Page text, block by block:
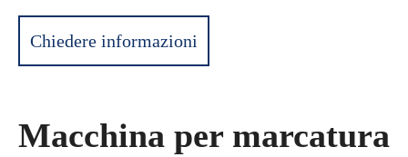
Chiedere informazioni
Macchina per marcatura